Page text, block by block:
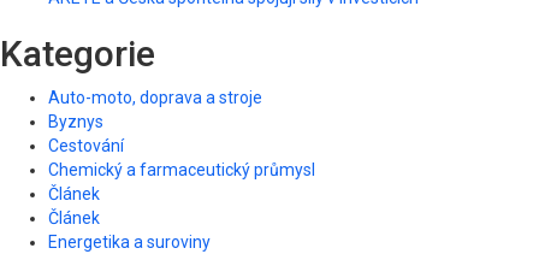
Kategorie
Auto-moto, doprava a stroje
Byznys
Cestování
Chemický a farmaceutický průmysl
Článek
Článek
Energetika a suroviny